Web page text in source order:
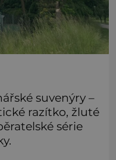
suvenýry –
razítko, žluté
série